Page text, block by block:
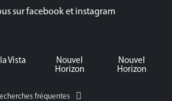
sur facebook et instagram
Vista
Nouvel
Horizon
Nouvel
Horizon
fréquentes